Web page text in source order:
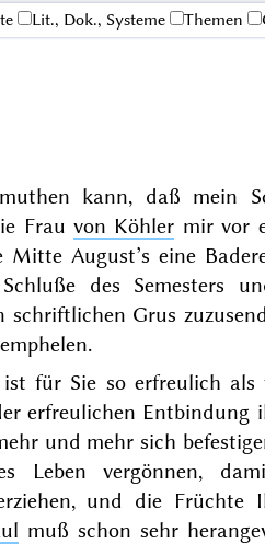
Lit., Dok., Systeme Themen
kann, daß mein
Frauvon Köhler mir vor
Mitte August’s eine
des Semesters
schriftlichen Grus
ist für Sie so erfreulich
erfreulichen Entbindung
und mehr sich
Leben vergönnen,
und die Früchte
muß schon sehr